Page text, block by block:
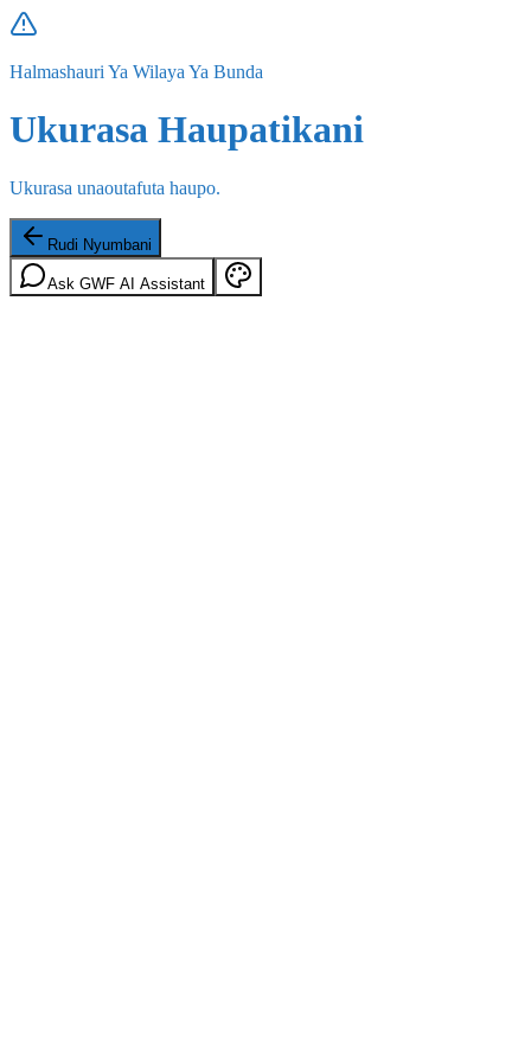
Halmashauri Ya Wilaya Ya Bunda
Ukurasa Haupatikani
Ukurasa unaoutafuta haupo.
Rudi Nyumbani
Ask GWF AI Assistant